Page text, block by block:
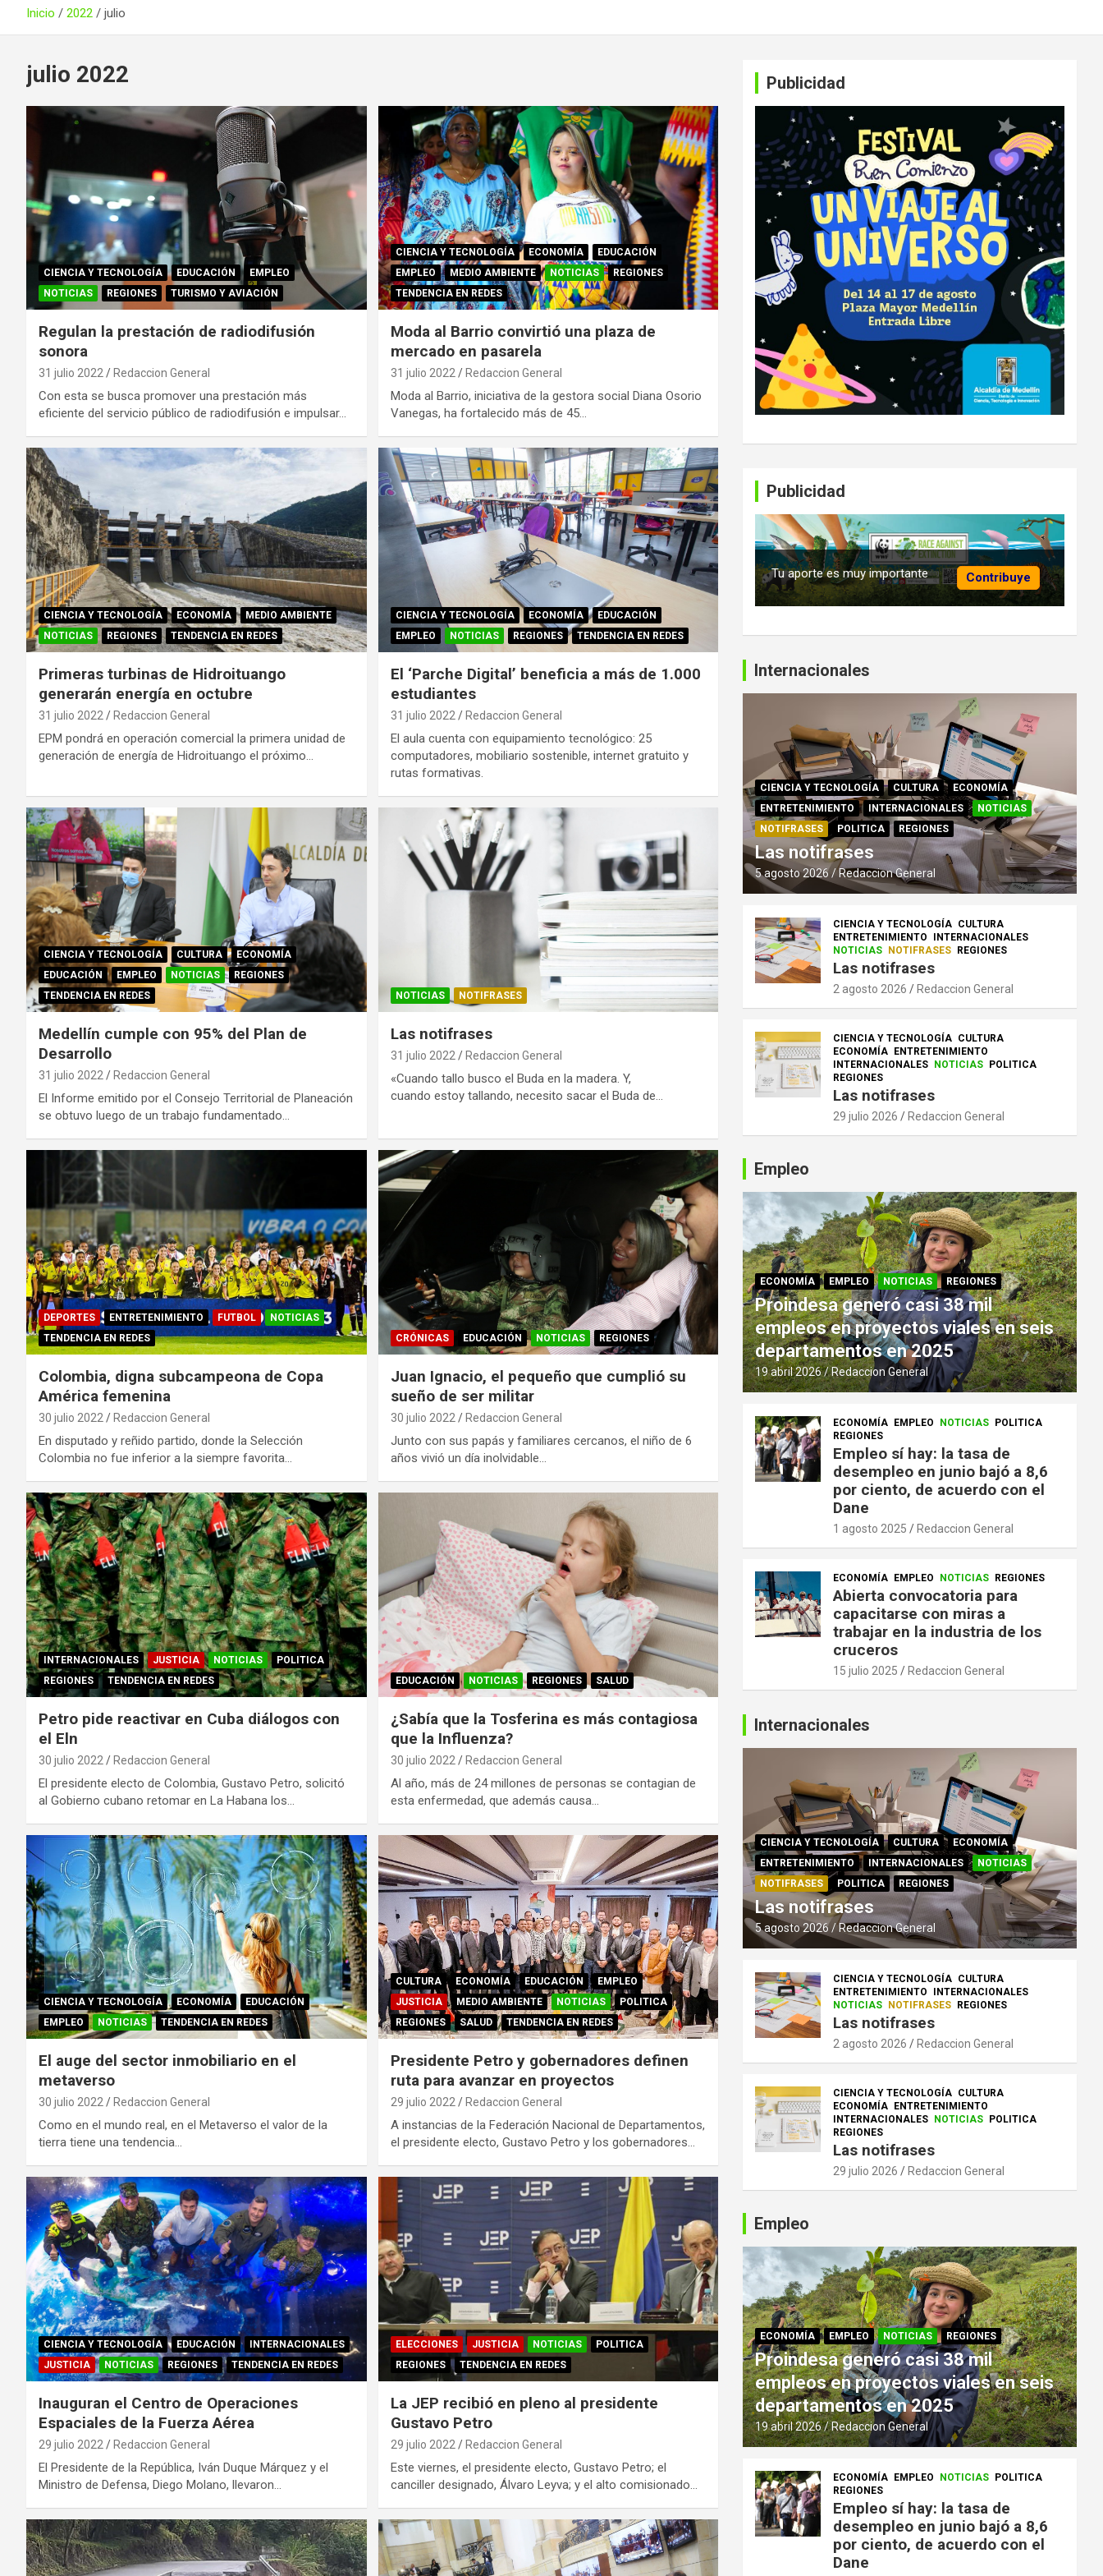
Inicio 2022 julio
julio 2022
CIENCIA Y TECNOLOGÍA EDUCACIÓN
EMPLEO
NOTICIAS
REGIONES TURISMO Y AVIACIÓN
Regulan la prestación de radiodifusión
sonora
31 julio 2022 Redaccion General
Con esta se busca promover una prestación más
eficiente del servicio público de radiodifusión e impulsar…
CIENCIA Y TECNOLOGÍA ECONOMÍA
EDUCACIÓN
EMPLEO
MEDIO AMBIENTE NOTICIAS
REGIONES
TENDENCIA EN REDES
Moda al Barrio convirtió una plaza de
mercado en pasarela
31 julio 2022 Redaccion General
Moda al Barrio, iniciativa de la gestora social Diana Osorio
Vanegas, ha fortalecido más de 45…
CIENCIA Y TECNOLOGÍA ECONOMÍA
MEDIO AMBIENTE
NOTICIAS
REGIONES TENDENCIA EN REDES
Primeras turbinas de Hidroituango
generarán energía en octubre
31 julio 2022 Redaccion General
EPM pondrá en operación comercial la primera unidad de
generación de energía de Hidroituango el próximo…
CIENCIA Y TECNOLOGÍA ECONOMÍA
EDUCACIÓN
EMPLEO
NOTICIAS REGIONES TENDENCIA EN REDES
El ‘Parche Digital’ beneficia a más de 1.000
estudiantes
31 julio 2022 Redaccion General
El aula cuenta con equipamiento tecnológico: 25
computadores, mobiliario sostenible, internet gratuito y
rutas formativas.
CIENCIA Y TECNOLOGÍA CULTURA
ECONOMÍA
EDUCACIÓN
EMPLEO NOTICIAS
REGIONES
TENDENCIA EN REDES
Medellín cumple con 95% del Plan de
Desarrollo
31 julio 2022 Redaccion General
El Informe emitido por el Consejo Territorial de Planeación
se obtuvo luego de un trabajo fundamentado…
NOTICIAS NOTIFRASES
Las notifrases
31 julio 2022 Redaccion General
«Cuando tallo busco el Buda en la madera. Y,
cuando estoy tallando, necesito sacar el Buda de…
DEPORTES ENTRETENIMIENTO FUTBOL
NOTICIAS
TENDENCIA EN REDES
Colombia, digna subcampeona de Copa
América femenina
30 julio 2022 Redaccion General
En disputado y reñido partido, donde la Selección
Colombia no fue inferior a la siempre favorita…
CRÓNICAS EDUCACIÓN NOTICIAS REGIONES
Juan Ignacio, el pequeño que cumplió su
sueño de ser militar
30 julio 2022 Redaccion General
Junto con sus papás y familiares cercanos, el niño de 6
años vivió un día inolvidable…
INTERNACIONALES JUSTICIA NOTICIAS
POLITICA
REGIONES
TENDENCIA EN REDES
Petro pide reactivar en Cuba diálogos con
el Eln
30 julio 2022 Redaccion General
El presidente electo de Colombia, Gustavo Petro, solicitó
al Gobierno cubano retomar en La Habana los…
EDUCACIÓN NOTICIAS REGIONES SALUD
¿Sabía que la Tosferina es más contagiosa
que la Influenza?
30 julio 2022 Redaccion General
Al año, más de 24 millones de personas se contagian de
esta enfermedad, que además causa…
CIENCIA Y TECNOLOGÍA ECONOMÍA
EDUCACIÓN
EMPLEO
NOTICIAS TENDENCIA EN REDES
El auge del sector inmobiliario en el
metaverso
30 julio 2022 Redaccion General
Como en el mundo real, en el Metaverso el valor de la
tierra tiene una tendencia…
CULTURA ECONOMÍA EDUCACIÓN
EMPLEO
JUSTICIA
MEDIO AMBIENTE NOTICIAS
POLITICA
REGIONES
SALUD TENDENCIA EN REDES
Presidente Petro y gobernadores definen
ruta para avanzar en proyectos
29 julio 2022 Redaccion General
A instancias de la Federación Nacional de Departamentos,
el presidente electo, Gustavo Petro y los gobernadores…
CIENCIA Y TECNOLOGÍA EDUCACIÓN
INTERNACIONALES
JUSTICIA
NOTICIAS REGIONES TENDENCIA EN REDES
Inauguran el Centro de Operaciones
Espaciales de la Fuerza Aérea
29 julio 2022 Redaccion General
El Presidente de la República, Iván Duque Márquez y el
Ministro de Defensa, Diego Molano, llevaron…
ELECCIONES JUSTICIA NOTICIAS
POLITICA
REGIONES
TENDENCIA EN REDES
La JEP recibió en pleno al presidente
Gustavo Petro
29 julio 2022 Redaccion General
Este viernes, el presidente electo, Gustavo Petro; el
canciller designado, Álvaro Leyva; y el alto comisionado…
Publicidad
Publicidad
Contribuye
Tu aporte es muy importante
Internacionales
CIENCIA Y TECNOLOGÍA CULTURA
ECONOMÍA
ENTRETENIMIENTO
INTERNACIONALES
NOTICIAS
NOTIFRASES
POLITICA REGIONES
Las notifrases
5 agosto 2026 Redaccion General
CIENCIA Y TECNOLOGÍA CULTURA
ENTRETENIMIENTO
INTERNACIONALES
NOTICIAS
NOTIFRASES REGIONES
Las notifrases
2 agosto 2026 Redaccion General
CIENCIA Y TECNOLOGÍA CULTURA
ECONOMÍA
ENTRETENIMIENTO
INTERNACIONALES
NOTICIAS
POLITICA
REGIONES
Las notifrases
29 julio 2026 Redaccion General
Empleo
ECONOMÍA EMPLEO NOTICIAS REGIONES
Proindesa generó casi 38 mil
empleos en proyectos viales en seis
departamentos en 2025
19 abril 2026 Redaccion General
ECONOMÍA EMPLEO NOTICIAS
POLITICA
REGIONES
Empleo sí hay: la tasa de
desempleo en junio bajó a 8,6
por ciento, de acuerdo con el
Dane
1 agosto 2025 Redaccion General
ECONOMÍA EMPLEO NOTICIAS REGIONES
Abierta convocatoria para
capacitarse con miras a
trabajar en la industria de los
cruceros
15 julio 2025 Redaccion General
Internacionales
CIENCIA Y TECNOLOGÍA CULTURA
ECONOMÍA
ENTRETENIMIENTO
INTERNACIONALES
NOTICIAS
NOTIFRASES
POLITICA REGIONES
Las notifrases
5 agosto 2026 Redaccion General
CIENCIA Y TECNOLOGÍA CULTURA
ENTRETENIMIENTO
INTERNACIONALES
NOTICIAS
NOTIFRASES REGIONES
Las notifrases
2 agosto 2026 Redaccion General
CIENCIA Y TECNOLOGÍA CULTURA
ECONOMÍA
ENTRETENIMIENTO
INTERNACIONALES
NOTICIAS
POLITICA
REGIONES
Las notifrases
29 julio 2026 Redaccion General
Empleo
ECONOMÍA EMPLEO NOTICIAS REGIONES
Proindesa generó casi 38 mil
empleos en proyectos viales en seis
departamentos en 2025
19 abril 2026 Redaccion General
ECONOMÍA EMPLEO NOTICIAS
POLITICA
REGIONES
Empleo sí hay: la tasa de
desempleo en junio bajó a 8,6
por ciento, de acuerdo con el
Dane